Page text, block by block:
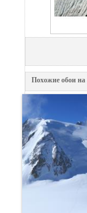
Похожие обои на